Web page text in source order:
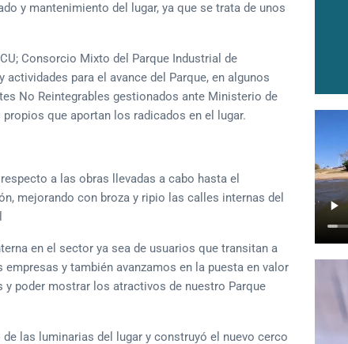
y mantenimiento del lugar, ya que se trata de unos
Consorcio Mixto del Parque Industrial de
para el avance del Parque, en algunos
No Reintegrables gestionados ante Ministerio de
que aportan los radicados en el lugar.
a las obras llevadas a cabo hasta el
mejorando con broza y ripio las calles internas del
en el sector ya sea de usuarios que transitan a
y también avanzamos en la puesta en valor
poder mostrar los atractivos de nuestro Parque
las luminarias del lugar y construyó el nuevo cerco